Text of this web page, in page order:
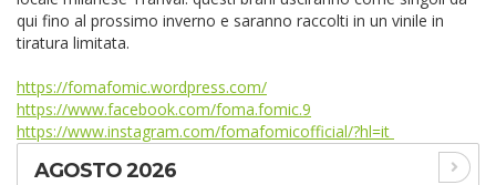
qui fino al prossimo inverno e saranno raccolti in un vinile in
tiratura limitata.
https://fomafomic.wordpress.com/
https://www.facebook.com/foma.fomic.9
https://www.instagram.com/fomafomicofficial/?hl=it
AGOSTO 2026